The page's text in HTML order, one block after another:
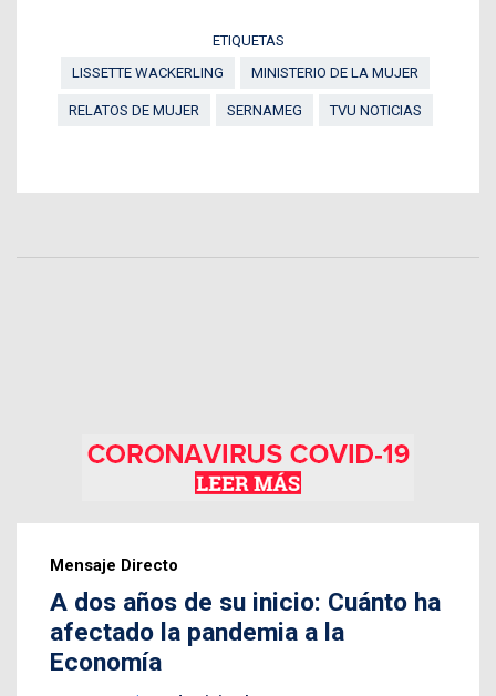
ETIQUETAS
LISSETTE WACKERLING
MINISTERIO DE LA MUJER
RELATOS DE MUJER SERNAMEG TVU NOTICIAS
Mensaje Directo
A dos años de su inicio: Cuánto ha
afectado la pandemia a la
Economía